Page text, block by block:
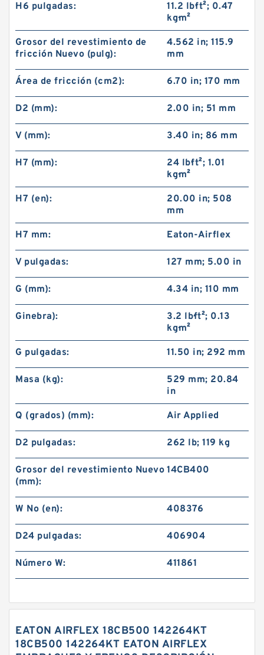
H6 pulgadas:
11.2 lb·ft²; 0.47
kg·m²
Grosor del revestimiento de
fricción Nuevo (pulg):
4.562 in; 115.9
mm
Área de fricción (cm2): 6.70 in; 170 mm
D2 (mm): 2.00 in; 51 mm
V (mm): 3.40 in; 86 mm
H7 (mm):
24 lb·ft²; 1.01
kg·m²
H7 (en):
20.00 in; 508
mm
H7 mm: Eaton-Airflex
V pulgadas: 127 mm; 5.00 in
G (mm): 4.34 in; 110 mm
Ginebra):
3.2 lb·ft²; 0.13
kg·m²
G pulgadas: 11.50 in; 292 mm
Masa (kg):
529 mm; 20.84
in
Q (grados) (mm): Air Applied
D2 pulgadas: 262 lb; 119 kg
Grosor del revestimiento Nuevo
(mm):
14CB400
W No (en): 408376
D24 pulgadas: 406904
Número W: 411861
EATON AIRFLEX 18CB500 142264KT
18CB500 142264KT EATON AIRFLEX